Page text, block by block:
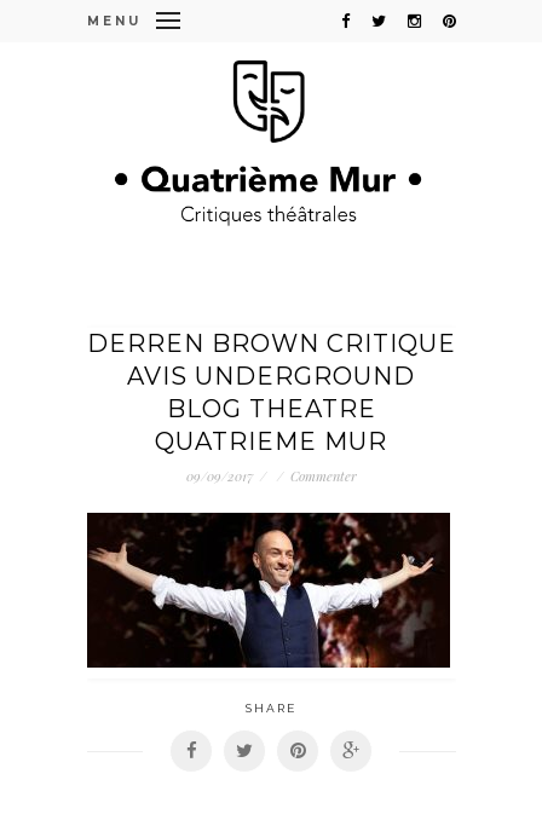
MENU
DERREN BROWN CRITIQUE
AVIS UNDERGROUND
BLOG THEATRE
QUATRIEME MUR
09/09/2017 / / Commenter
SHARE